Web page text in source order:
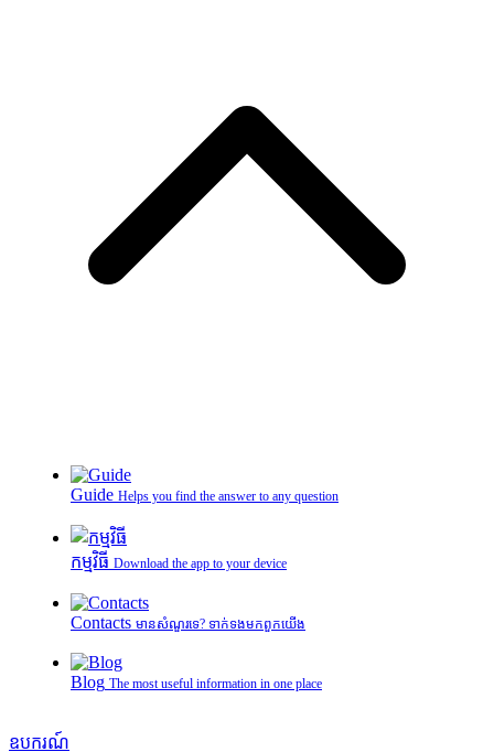
Guide Helps you find the answer to any question
កម្មវិធី Download the app to your device
Contacts មានសំណួរទេ? ទាក់ទងមកពួកយើង
Blog The most useful information in one place
ឧបករណ៍